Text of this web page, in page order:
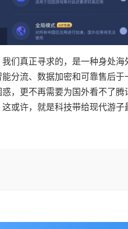
们真正寻求的，是一种身处
分流、数据加密和可靠售后
，更不再需要为国外看不了
或许，就是科技带给现代游子